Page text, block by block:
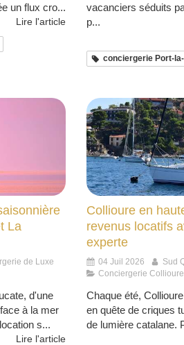
un flux cro...
Lire l'article
vacanciers séduits
p...
conciergerie Port-
La
de Luxe
d'une
à la mer
s...
Lire l'article
Collioure en
revenus locatifs
experte
04 Juil 2026
Sud
Conciergerie Collioure
Chaque été,
en quête de criques
de lumière catalane.